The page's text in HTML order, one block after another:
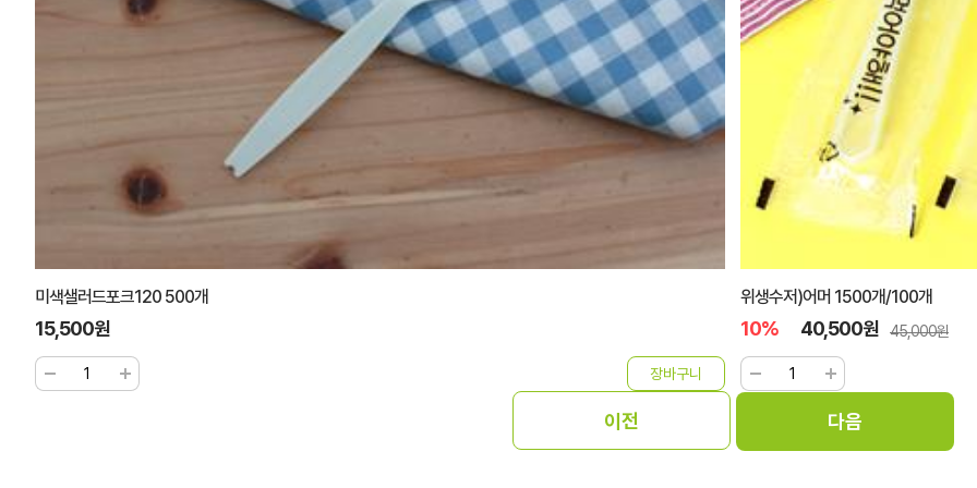
미색샐러드포크120 500개
15,500원
위생수저)어머 1500개/100개
10% 40,500원 45,000원